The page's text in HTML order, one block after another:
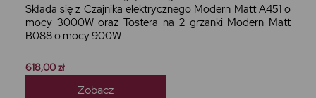
Składa się z Czajnika elektrycznego Modern Matt A451 o
mocy 3000W oraz Tostera na 2 grzanki Modern Matt
B088 o mocy 900W.
618,00 zł
Zobacz